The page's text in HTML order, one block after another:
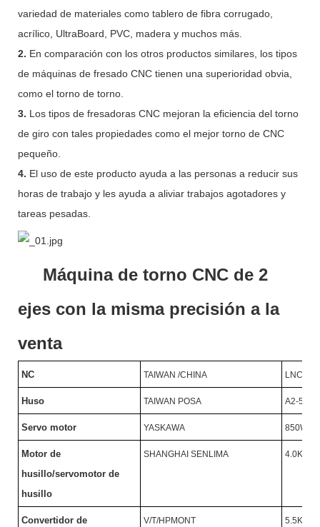
variedad de materiales como tablero de fibra corrugado,
acrílico, UltraBoard, PVC, madera y muchos más.
2. En comparación con los otros productos similares, los tipos
de máquinas de fresado CNC tienen una superioridad obvia,
como el torno de torno.
3. Los tipos de fresadoras CNC mejoran la eficiencia del torno
de giro con tales propiedades como el mejor torno de CNC
pequeño.
4. El uso de este producto ayuda a las personas a reducir sus
horas de trabajo y les ayuda a aliviar trabajos agotadores y
tareas pesadas.
Máquina de torno CNC de 2
ejes con la misma precisión a la
venta
NC TAIWAN /CHINA LNC/
Huso TAIWAN POSA A2-5/46
Servo motor YASKAWA 850W
Motor de
husillo/servomotor de
husillo
SHANGHAI SENLIMA 4.0KW/
Convertidor de
V/T/HPMONT 5.5KW/